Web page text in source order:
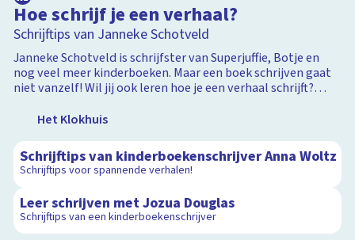
Hoe schrijf je een verhaal?
Schrijftips van Janneke Schotveld
Janneke Schotveld is schrijfster van Superjuffie, Botje en
nog veel meer kinderboeken. Maar een boek schrijven gaat
niet vanzelf! Wil jij ook leren hoe je een verhaal schrijft?
Het Klokhuis
Schrijftips van kinderboekenschrijver Anna Woltz
Schrijftips voor spannende verhalen!
Leer schrijven met Jozua Douglas
Schrijftips van een kinderboekenschrijver
5:08